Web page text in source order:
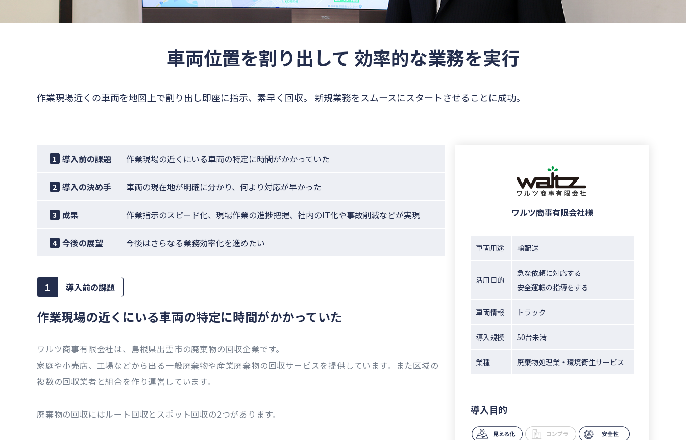
車両位置を割り出して 効率的な業務を実行
作業現場近くの車両を地図上で割り出し即座に指示、素早く回収。 新規業務をスムースにスタートさせることに成功。
1 導入前の課題 作業現場の近くにいる車両の特定に時間がかかっていた
2 導入の決め手 車両の現在地が明確に分かり、何より対応が早かった
3 成果 作業指示のスピード化、現場作業の進捗把握、社内のIT化や事故削減などが実現
4 今後の展望 今後はさらなる業務効率化を進めたい
1 導入前の課題
作業現場の近くにいる車両の特定に時間がかかっていた
ワルツ商事有限会社は、島根県出雲市の廃棄物の回収企業です。
家庭や小売店、工場などから出る一般廃棄物や産業廃棄物の回収サービスを提供しています。また区域の
複数の回収業者と組合を作り運営しています。
廃棄物の回収にはルート回収とスポット回収の2つがあります。
ワルツ商事有限会社様
車両用途 輸配送
活用目的
急な依頼に対応する
安全運転の指導をする
車両情報 トラック
導入規模 50台未満
業種 廃棄物処理業・環境衛生サービス
導入目的